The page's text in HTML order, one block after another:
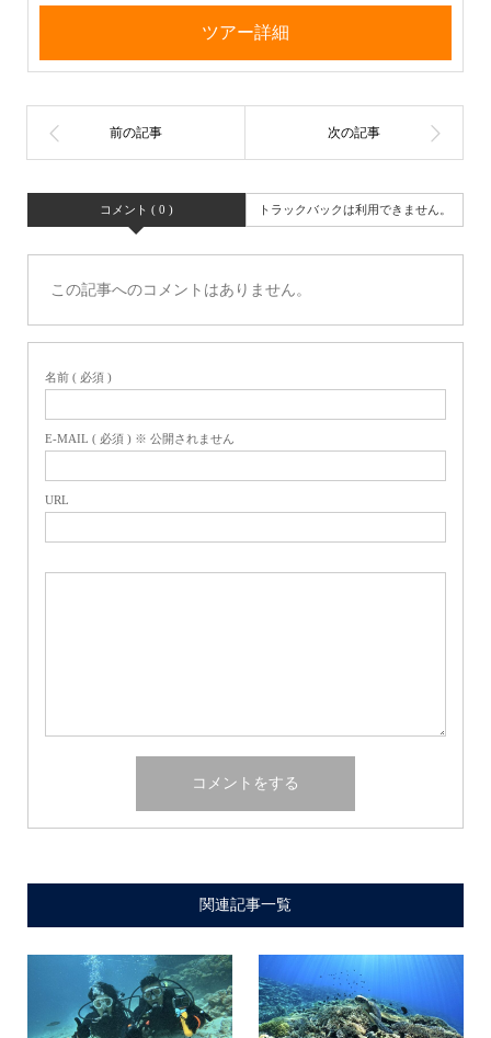
ツアー詳細
コメント ( 0 ) トラックバックは利用できません。
この記事へのコメントはありません。
名前 ( 必須 )
E-MAIL ( 必須 ) ※ 公開されません
URL
関連記事一覧